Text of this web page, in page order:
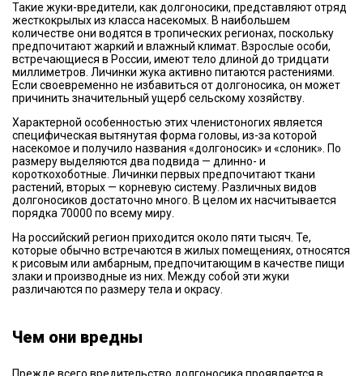
Такие жуки-вредители, как долгоносики, представляют отряд
жесткокрылых из класса насекомых. В наибольшем
количестве они водятся в тропических регионах, поскольку
предпочитают жаркий и влажный климат. Взрослые особи,
встречающиеся в России, имеют тело длиной до тридцати
миллиметров. Личинки жука активно питаются растениями.
Если своевременно не избавиться от долгоносика, он может
причинить значительный ущерб сельскому хозяйству.
Характерной особенностью этих членистоногих является
специфическая вытянутая форма головы, из-за которой
насекомое и получило названия «долгоносик» и «слоник». По
размеру выделяются два подвида — длинно- и
короткохоботные. Личинки первых предпочитают ткани
растений, вторых — корневую систему. Различных видов
долгоносиков достаточно много. В целом их насчитывается
порядка 70000 по всему миру.
На российский регион приходится около пяти тысяч. Те,
которые обычно встречаются в жилых помещениях, относятся
к рисовым или амбарным, предпочитающим в качестве пищи
злаки и производные из них. Между собой эти жуки
различаются по размеру тела и окрасу.
Чем они вредны